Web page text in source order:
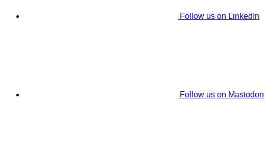
Follow us on LinkedIn
Follow us on Mastodon